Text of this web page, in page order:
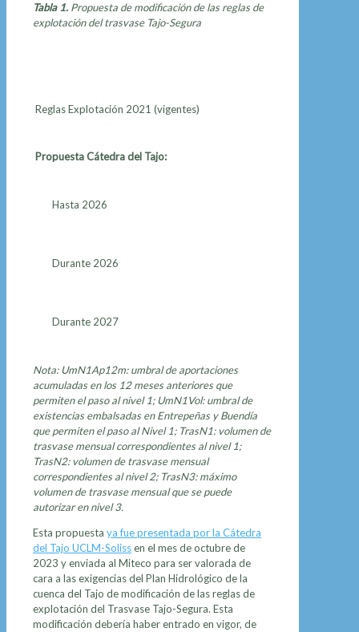
Tabla 1. Propuesta de modificación de las reglas de
explotación del trasvase Tajo-Segura
Reglas Explotación 2021 (vigentes)
Propuesta Cátedra del Tajo:
Hasta 2026
Durante 2026
Durante 2027
Nota: UmN1Ap12m: umbral de aportaciones
acumuladas en los 12 meses anteriores que
permiten el paso al nivel 1; UmN1Vol: umbral de
existencias embalsadas en Entrepeñas y Buendía
que permiten el paso al Nivel 1; TrasN1: volumen de
trasvase mensual correspondientes al nivel 1;
TrasN2: volumen de trasvase mensual
correspondientes al nivel 2; TrasN3: máximo
volumen de trasvase mensual que se puede
autorizar en nivel 3.
Esta propuesta ya fue presentada por la Cátedra
del Tajo UCLM-Solissen el mes de octubre de
2023 y enviada al Miteco para ser valorada de
cara a las exigencias del Plan Hidrológico de la
cuenca del Tajo de modificación de las reglas de
explotación del Trasvase Tajo-Segura. Esta
modificación debería haber entrado en vigor, de